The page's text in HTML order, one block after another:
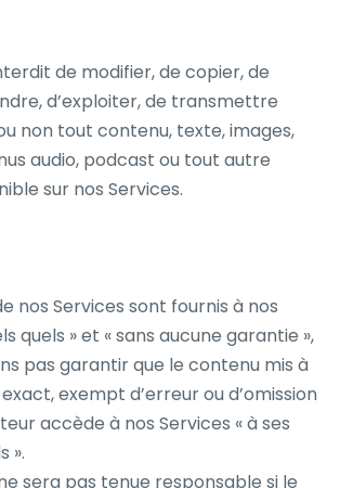
de modifier, de copier, de
d’exploiter, de transmettre
non tout contenu, texte, images,
audio, podcast ou tout autre
sur nos Services.
nos Services sont fournis à nos
quels » et « sans aucune garantie »,
pas garantir que le contenu mis à
exempt d’erreur ou d’omission
accède à nos Services « à ses
».
sera pas tenue responsable si le